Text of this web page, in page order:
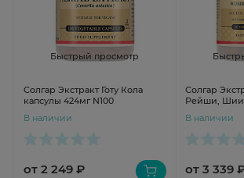
Быстрый просмотр
Солгар Экстракт Готу Кола
капсулы 424мг N100
В наличии
от 2 249 ₽
Солгар
Рейши,
В наличии
от 3 339